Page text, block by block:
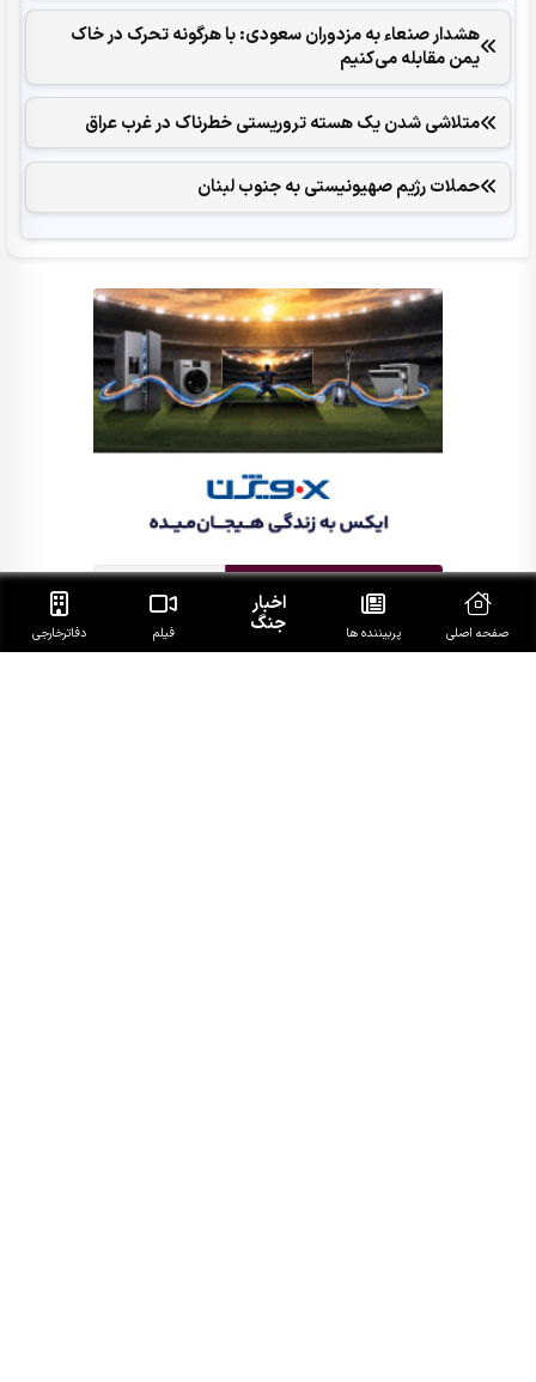
هشدار صنعاء به مزدوران سعودی: با هرگونه تحرک در خاک
یمن مقابله می‌کنیم
متلاشی شدن یک هسته تروریستی خطرناک در غرب عراق
حملات رژیم صهیونیستی به جنوب لبنان
صفحه اصلی پربیننده ها
اخبار
جنگ فیلم دفاتر‌خارجی